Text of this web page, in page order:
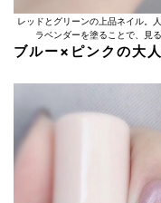
レッドとグリーンの上品ネイル。
ラベンダーを塗ることで、見
ブルー×ピンクの大